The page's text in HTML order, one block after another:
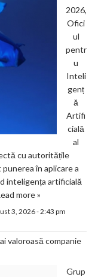
2026,
Ofici
ul
pentr
u
Inteli
genț
ă
Artifi
cială
al
cu autoritățile
în aplicare a
inteligența artificială
more »
3, 2026 - 2:43 pm
valoroasă companie
Grup